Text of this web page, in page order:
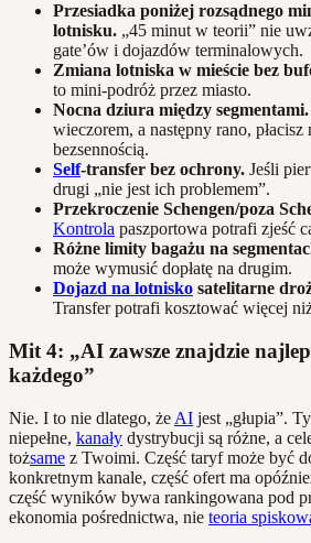
Przesiadka poniżej rozsądnego
lotnisku. „45 minut w teorii” nie
gate’ów i dojazdów terminalowych.
Zmiana lotniska w mieście bez
to mini-podróż przez miasto.
Nocna dziura między segmentami.
wieczorem, a następny rano,
bezsennością.
Self-transfer bez ochrony. Jeśli
drugi „nie jest ich problemem”.
Przekroczenie Schengen/poza
Kontrola paszportowa potrafi zjeść
Różne limity bagażu na
może wymusić dopłatę na drugim.
Dojazd na lotnisko satelitarne
Transfer potrafi kosztować więcej
Mit 4: „AI zawsze znajdzie
każdego”
Nie. I to nie dlatego, że AI jest „głupia”.
niepełne, kanały dystrybucji są różne, a
tożsame z Twoimi. Część taryf może być
konkretnym kanale, część ofert ma
część wyników bywa rankingowana pod
ekonomia pośrednictwa, nie teoria